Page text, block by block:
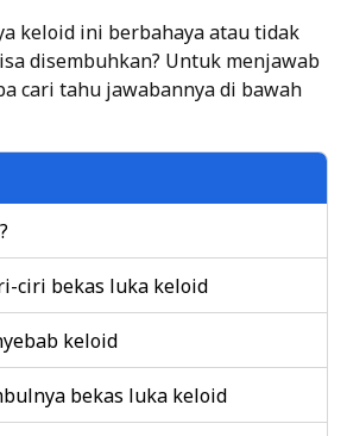
keloid ini berbahaya atau tidak
disembuhkan? Untuk menjawab
cari tahu jawabannya di bawah
ciri bekas luka keloid
keloid
bekas luka keloid